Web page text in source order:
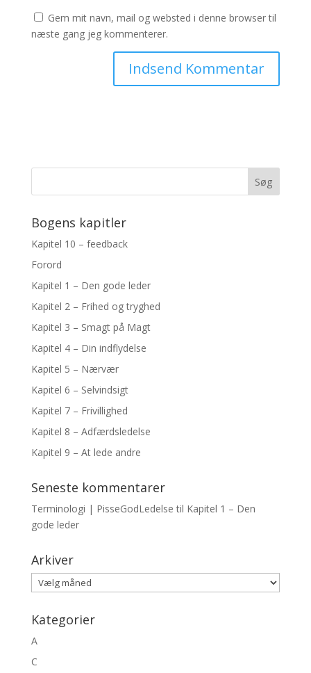
Gem mit navn, mail og websted i denne browser til
næste gang jeg kommenterer.
Bogens kapitler
Kapitel 10 – feedback
Forord
Kapitel 1 – Den gode leder
Kapitel 2 – Frihed og tryghed
Kapitel 3 – Smagt på Magt
Kapitel 4 – Din indflydelse
Kapitel 5 – Nærvær
Kapitel 6 – Selvindsigt
Kapitel 7 – Frivillighed
Kapitel 8 – Adfærdsledelse
Kapitel 9 – At lede andre
Seneste kommentarer
Terminologi | PisseGodLedelse til Kapitel 1 – Den
gode leder
Arkiver
Arkiver
Kategorier
A
C